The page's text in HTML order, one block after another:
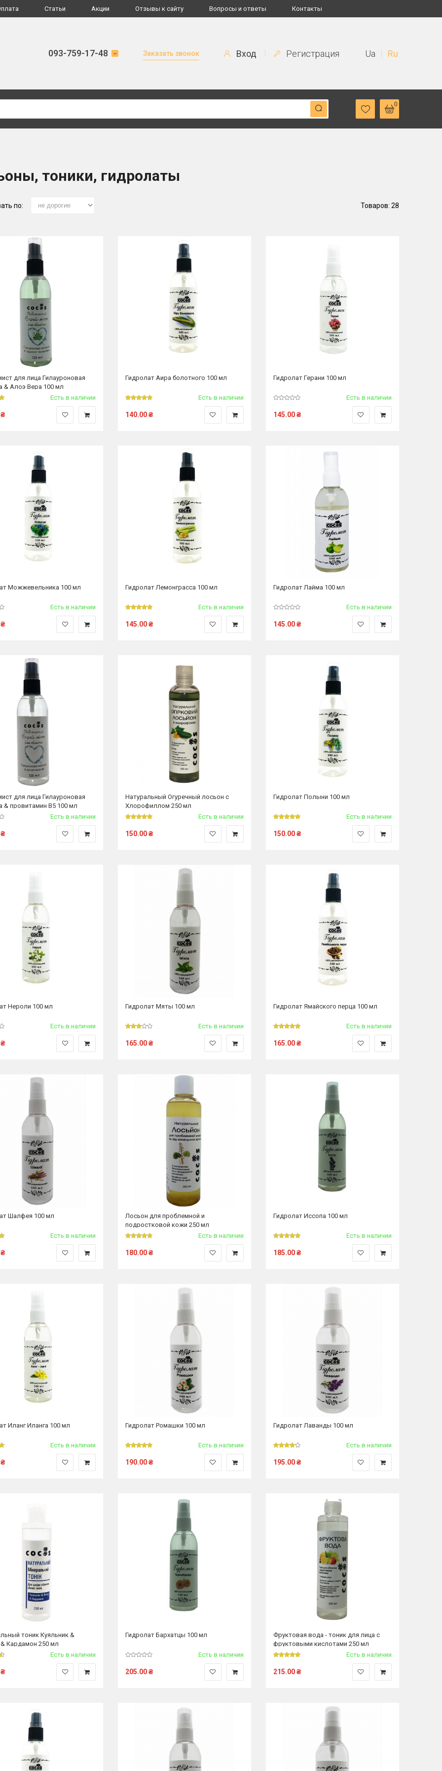
Статьи Акции Отзывы к сайту Вопросы и ответы Контакты
093-759-17-48 Заказать звонок Вход Регистрация Ua Ru
0
тоники, гидролаты
по: Товаров: 28
для лица Гилауроновая
& Алоэ Вера 100 мл
Есть в наличии
₴
Гидролат Аира болотного 100 мл
Есть в наличии
140.00₴
Гидролат Герани 100 мл
Есть в наличии
145.00₴
Можжевельника 100 мл
Есть в наличии
₴
Гидролат Лемонграсса 100 мл
Есть в наличии
145.00₴
Гидролат Лайма 100 мл
Есть в наличии
145.00₴
для лица Гилауроновая
& провитамин В5 100 мл
Есть в наличии
₴
Натуральный Огуречный лосьон с
Хлорофиллом 250 мл
Есть в наличии
150.00₴
Гидролат Полыни 100 мл
Есть в наличии
150.00₴
Нероли 100 мл
Есть в наличии
₴
Гидролат Мяты 100 мл
Есть в наличии
165.00₴
Гидролат Ямайского перца 100 мл
Есть в наличии
165.00₴
Шалфея 100 мл
Есть в наличии
₴
Лосьон для проблемной и
подростковой кожи 250 мл
Есть в наличии
180.00₴
Гидролат Иссопа 100 мл
Есть в наличии
185.00₴
Иланг Иланга 100 мл
Есть в наличии
₴
Гидролат Ромашки 100 мл
Есть в наличии
190.00₴
Гидролат Лаванды 100 мл
Есть в наличии
195.00₴
тоник Куяльник &
Кардамон 250 мл
Есть в наличии
₴
Гидролат Бархатцы 100 мл
Есть в наличии
205.00₴
Фруктовая вода - тоник для лица с
фруктовыми кислотами 250 мл
Есть в наличии
215.00₴